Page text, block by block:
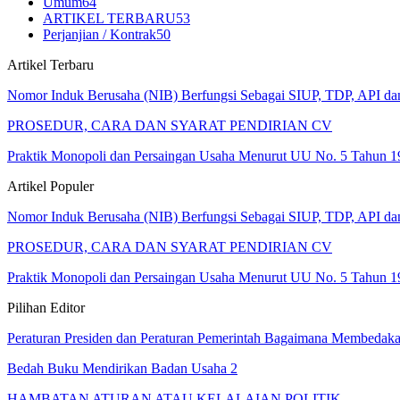
ARTIKEL TERBARU53
Perjanjian / Kontrak50
Artikel Terbaru
Nomor Induk Berusaha (NIB) Berfungsi Sebagai SIUP, TDP, API
PROSEDUR, CARA DAN SYARAT PENDIRIAN CV
Praktik Monopoli dan Persaingan Usaha Menurut UU No. 5 Tahun
Artikel Populer
Nomor Induk Berusaha (NIB) Berfungsi Sebagai SIUP, TDP, API
PROSEDUR, CARA DAN SYARAT PENDIRIAN CV
Praktik Monopoli dan Persaingan Usaha Menurut UU No. 5 Tahun
Pilihan Editor
Peraturan Presiden dan Peraturan Pemerintah Bagaimana
Bedah Buku Mendirikan Badan Usaha 2